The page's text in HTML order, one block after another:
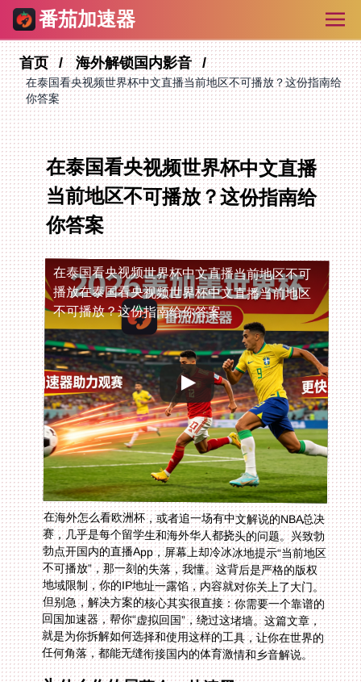
番茄加速器
首页 海外解锁国内影音
在泰国看央视频世界杯中文直播当前地区不可播放？这份指南给
你答案
在泰国看央视频世界杯中文直播
当前地区不可播放？这份指南给
你答案
在泰国看央视频世界杯中文直播当前地区不可
播放在泰国看央视频世界杯中文直播当前地区
不可播放？这份指南给你答案
在海外怎么看欧洲杯，或者追一场有中文解说的NBA总决
赛，几乎是每个留学生和海外华人都挠头的问题。兴致勃
勃点开国内的直播App，屏幕上却冷冰冰地提示“当前地区
不可播放”，那一刻的失落，我懂。这背后是严格的版权
地域限制，你的IP地址一露馅，内容就对你关上了大门。
但别急，解决方案的核心其实很直接：你需要一个靠谱的
回国加速器，帮你“虚拟回国”，绕过这堵墙。这篇文章，
就是为你拆解如何选择和使用这样的工具，让你在世界的
任何角落，都能无缝衔接国内的体育激情和乡音解说。